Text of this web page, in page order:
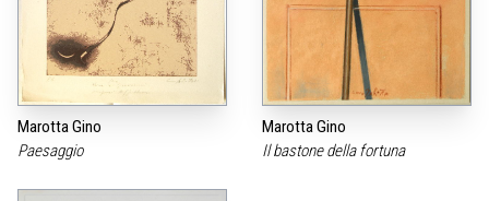
Marotta Gino
Paesaggio
Marotta Gino
Il bastone della fortuna